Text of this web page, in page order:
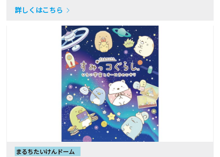
詳しくはこちら
まるちたいけんドーム